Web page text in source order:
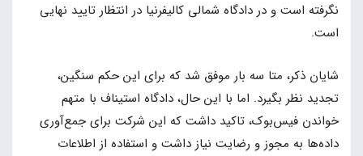
نگرفته است و در دادگاه شمالی کالیفرنیا در انتظار تایید نهایی
است.
شایان ذکر، متا سه بار موفق شد که برای این حکم سنگین،
تجدید نظر بگیرد. اما با این حال، دادگاه استیناف با متهم
خواندن فیس‌بوک، تاکید داشت که این شرکت برای جمع‌آوری
داده‌ها به مجوز و رضایت نیاز داشت و استفاده از اطلاعات